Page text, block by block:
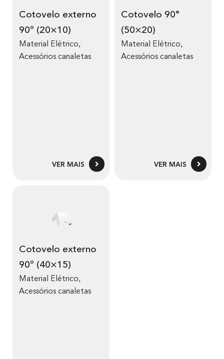
Cotovelo externo
90º (20×10)
Material Elétrico,
Acessórios canaletas
VER MAIS
Cotovelo 90°
(50×20)
Material Elétrico,
Acessórios canaletas
VER MAIS
Cotovelo externo
90º (40×15)
Material Elétrico,
Acessórios canaletas